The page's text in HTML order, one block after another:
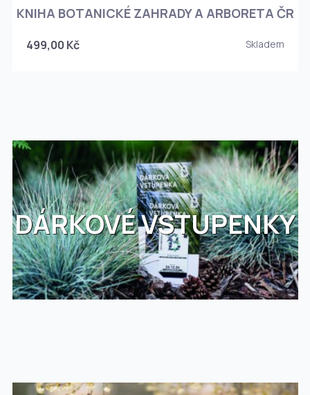
KNIHA BOTANICKÉ ZAHRADY A ARBORETA ČR
499,00 Kč Skladem
DÁRKOVÉ VSTUPENKY